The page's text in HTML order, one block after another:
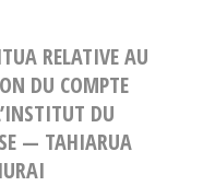
RELATIVE AU
DU COMPTE
DU
— TAHIARUA